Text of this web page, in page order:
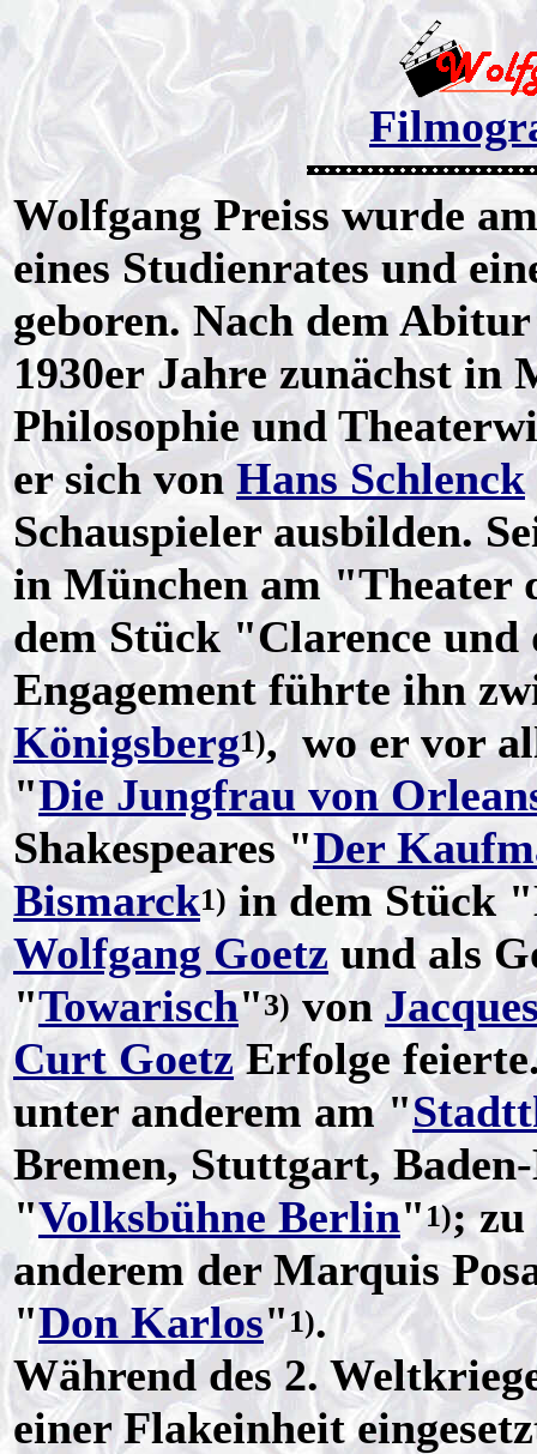
Wolfgang Preiss wurde
eines Studienrates und
geboren. Nach dem
1930er Jahre zunächst in
Philosophie und
er sich vonHans Schlenck
Schauspieler ausbilden.
in München am "Theater
dem Stück "Clarence
Engagement führte ihn
Königsberg1), wo er vor
"Die Jungfrau von
Shakespeares "Der
Bismarck1) in dem Stück
Wolfgang Goetz und als
"Towarisch"3) von
Curt GoetzErfolge
unter anderem am "
Bremen, Stuttgart,
"Volksbühne Berlin"1); zu
anderem der Marquis
"Don Karlos"1).
Während des 2.
einer Flakeinheit